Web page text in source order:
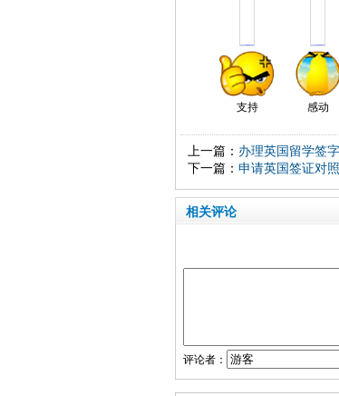
支持 感动
上一篇： 办理英国留学签
下一篇： 申请英国签证对
相关评论
评论者：